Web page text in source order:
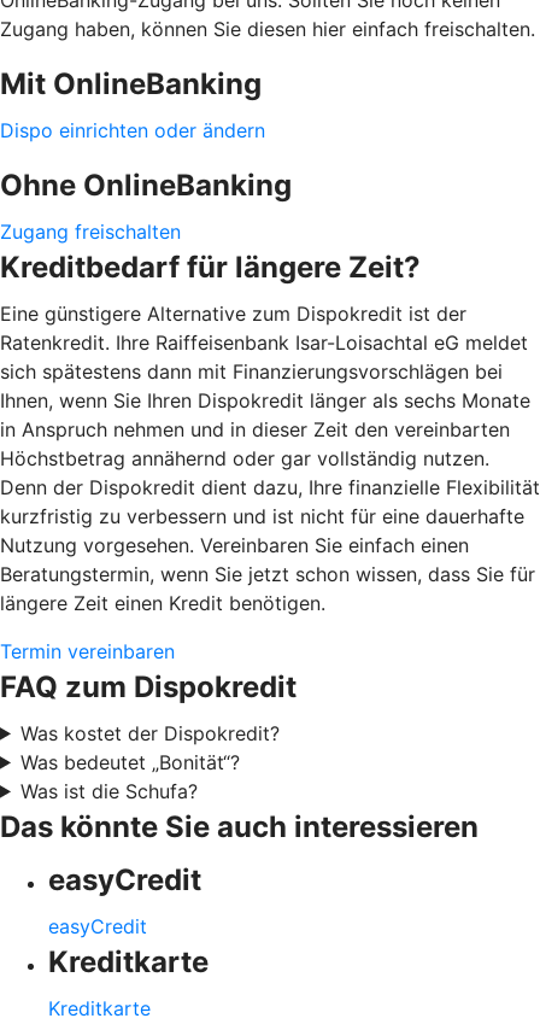
Zugang haben, können Sie diesen hier einfach freischalten.
Mit OnlineBanking
Dispo einrichten oder ändern
Ohne OnlineBanking
Zugang freischalten
Kreditbedarf für längere Zeit?
Eine günstigere Alternative zum Dispokredit ist der
Ratenkredit. Ihre Raiffeisenbank Isar-Loisachtal eG meldet
sich spätestens dann mit Finanzierungsvorschlägen bei
Ihnen, wenn Sie Ihren Dispokredit länger als sechs Monate
in Anspruch nehmen und in dieser Zeit den vereinbarten
Höchstbetrag annähernd oder gar vollständig nutzen.
Denn der Dispokredit dient dazu, Ihre finanzielle Flexibilität
kurzfristig zu verbessern und ist nicht für eine dauerhafte
Nutzung vorgesehen. Vereinbaren Sie einfach einen
Beratungstermin, wenn Sie jetzt schon wissen, dass Sie für
längere Zeit einen Kredit benötigen.
Termin vereinbaren
FAQ zum Dispokredit
Was kostet der Dispokredit?
Was bedeutet „Bonität“?
Was ist die Schufa?
Das könnte Sie auch interessieren
easyCredit
easyCredit
Kreditkarte
Kreditkarte